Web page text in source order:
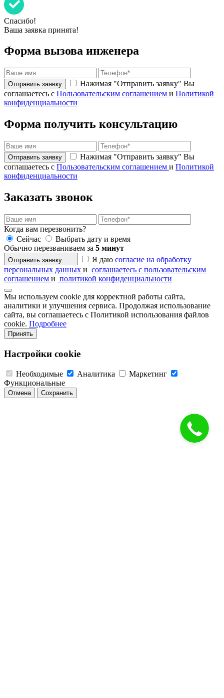
Спасибо!
Ваша заявка принята!
Форма вызова инженера
Нажимая "Отправить заявку" Вы
соглашаетесь с Пользовательским соглашением и Политикой
конфиденциальности
Форма получить консультацию
Нажимая "Отправить заявку" Вы
соглашаетесь с Пользовательским соглашением и Политикой
конфиденциальности
Заказать звонок
Когда вам перезвонить?
Сейчас
Выбрать дату и время
Обычно перезваниваем за 5 минут
Отправить заявку Я даю согласие на обработку
персональных данных и соглашаетесь с пользовательским
соглашением и политикой конфиденциальности
Мы используем cookie для корректной работы сайта,
аналитики и улучшения сервиса. Продолжая использование
сайта, вы соглашаетесь с Политикой использования файлов
cookie. Подробнее
Принять
Настройки cookie
Необходимые Аналитика
Маркетинг
Функциональные
Отмена Сохранить